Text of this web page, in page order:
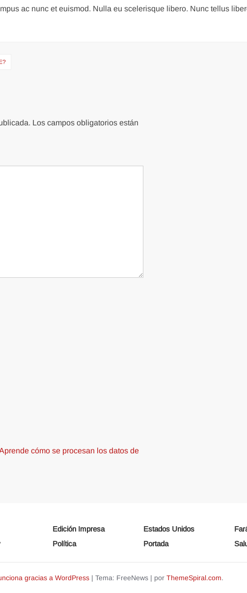
ac nunc et euismod. Nulla eu scelerisque libero. Nunc tellus
Los campos obligatorios están
cómo se procesan los datos de
Edición Impresa Estados Unidos
Política Portada
gracias a WordPress | Tema: FreeNews | por ThemeSpiral.com.